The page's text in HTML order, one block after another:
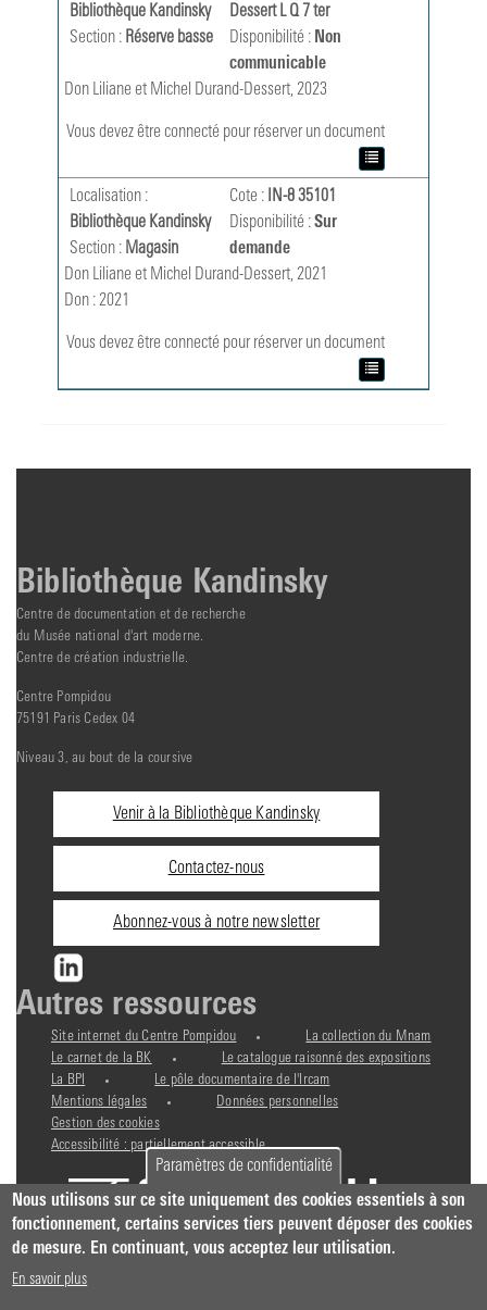
Bibliothèque Kandinsky
Section : Réserve basse
Dessert L Q 7 ter
Disponibilité : Non
communicable
Don Liliane et Michel Durand-Dessert, 2023
Vous devez être connecté pour réserver un document
Localisation :
Bibliothèque Kandinsky
Section : Magasin
Cote :
IN-8 35101
Disponibilité : Sur
demande
Don Liliane et Michel Durand-Dessert, 2021
Don : 2021
Vous devez être connecté pour réserver un document
Bibliothèque Kandinsky
Centre de documentation et de recherche
du Musée national d'art moderne.
Centre de création industrielle.
Centre Pompidou
75191 Paris Cedex 04
Niveau 3, au bout de la coursive
Informations
pratiques
Venir à la Bibliothèque Kandinsky
Contactez-nous
Abonnez-vous à notre newsletter
Autres ressources
Site internet du Centre Pompidou
La collection du Mnam
Le carnet de la BK
Le catalogue raisonné des expositions
La BPI
Le pôle documentaire de l'Ircam
Mentions légales
Données personnelles
Gestion des cookies
Accessibilité : partiellement accessible
Paramètres de confidentialité
Nous utilisons sur ce site uniquement des cookies essentiels à son
fonctionnement, certains services tiers peuvent déposer des cookies
de mesure. En continuant, vous acceptez leur utilisation.
En savoir plus